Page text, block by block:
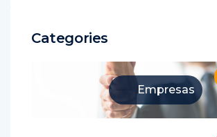
Categories
Empresas